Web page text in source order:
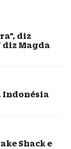
diz
diz Magda
Indonésia
Shack e